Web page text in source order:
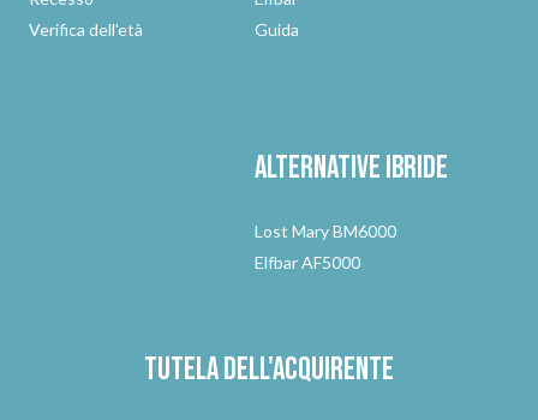
Verifica dell'età
Guida
Alternativeibride
Lost Mary BM6000
Elfbar AF5000
Tutela dell'acquirente